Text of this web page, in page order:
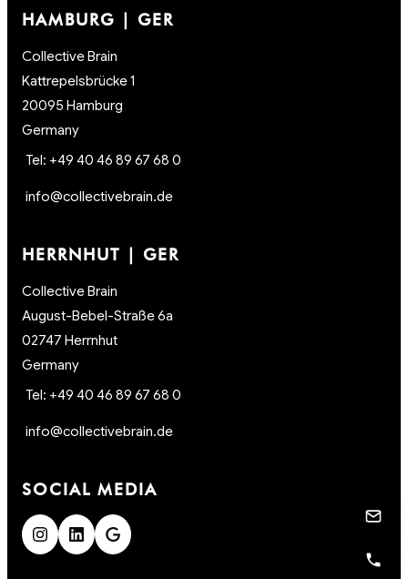
HAMBURG | GER
Collective Brain
Kattrepelsbrücke 1
20095 Hamburg
Germany
Tel: +49 40 46 89 67 68 0
info@collectivebrain.de
HERRNHUT | GER
Collective Brain
August-Bebel-Straße 6a
02747 Herrnhut
Germany
Tel: +49 40 46 89 67 68 0
info@collectivebrain.de
SOCIAL MEDIA